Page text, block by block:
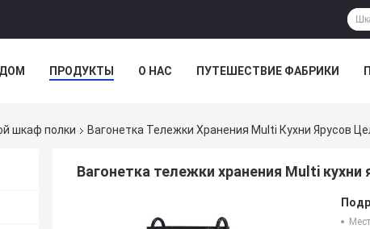
ДОМ ПРОДУКТЫ О НАС ПУТЕШЕСТВИЕ ФАБРИКИ
шкаф полки Вагонетка Тележки Хранения Multi Кухни Ярусов
Вагонетка тележки хранения Multi